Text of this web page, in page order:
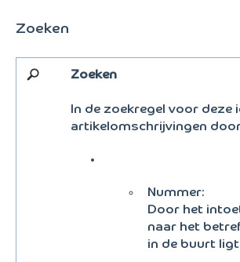
Zoeken
Zoeken
In de zoekregel voor deze
artikelomschrijvingen
Nummer:
Door het
naar het
in de buurt